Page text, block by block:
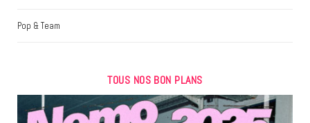
Pop & Team
TOUS NOS BON PLANS